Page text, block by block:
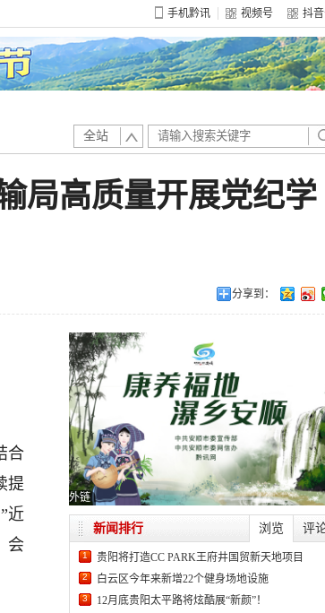
手机黔讯 视频号 抖
全站
局高质量开展党纪学
分享到：
合
提
近
会
外链
浏览 评
新闻排行
1 贵阳将打造CC PARK王府井国贸新天地项目
2 白云区今年来新增22个健身场地设施
3 12月底贵阳太平路将炫酷展“新颜”！